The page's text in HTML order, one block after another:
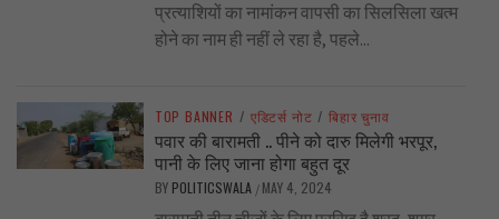
प्रत्याशियों का नामांकन वापसी का सिलसिला खत्म
होने का नाम ही नहीं ले रहा है, पहले...
TOP BANNER / एडिटर्स नोट / बिहार चुनाव
पवार की बारामती .. पीने को दारु मिलेगी भरपूर,
पानी के लिए जाना होगा बहुत दूर
BY POLITICSWALA / MAY 4, 2024